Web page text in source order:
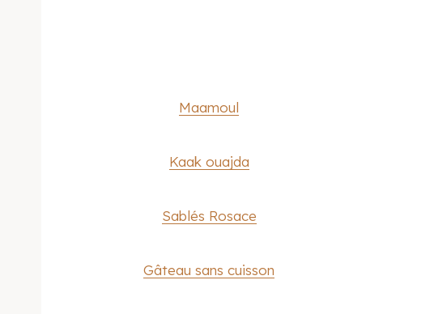
Maamoul
Kaak ouajda
Sablés Rosace
Gâteau sans cuisson